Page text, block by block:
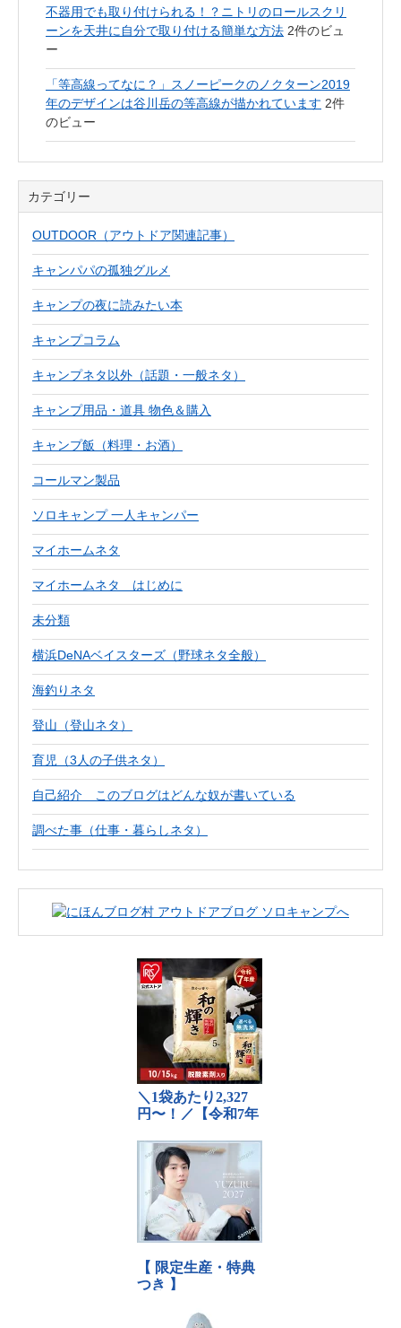
不器用でも取り付けられる！？ニトリのロールスクリ
ーンを天井に自分で取り付ける簡単な方法 2件のビュ
ー
「等高線ってなに？」スノーピークのノクターン2019
年のデザインは谷川岳の等高線が描かれています 2件
のビュー
カテゴリー
OUTDOOR（アウトドア関連記事）
キャンパパの孤独グルメ
キャンプの夜に読みたい本
キャンプコラム
キャンプネタ以外（話題・一般ネタ）
キャンプ用品・道具 物色＆購入
キャンプ飯（料理・お酒）
コールマン製品
ソロキャンプ 一人キャンパー
マイホームネタ
マイホームネタ はじめに
未分類
横浜DeNAベイスターズ（野球ネタ全般）
海釣りネタ
登山（登山ネタ）
育児（3人の子供ネタ）
自己紹介 このブログはどんな奴が書いている
調べた事（仕事・暮らしネタ）